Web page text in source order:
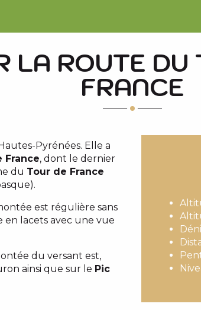
LA ROUTE DU
FRANCE
Pyrénées. Elle a
France, dont le dernier
du Tour de France
est régulière sans
en lacets avec une vue
du versant est,
ainsi que sur le Pic